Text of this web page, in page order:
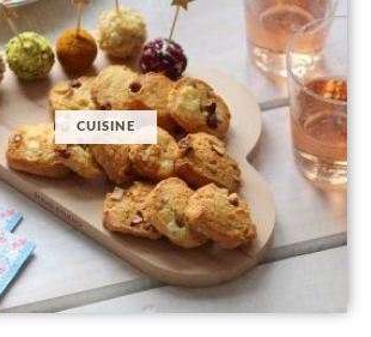
CUISINE